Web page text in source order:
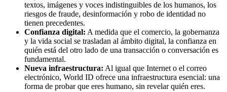
textos, imágenes y voces indistinguibles de los humanos, los
riesgos de fraude, desinformación y robo de identidad no
tienen precedentes.
Confianza digital: A medida que el comercio, la gobernanza
y la vida social se trasladan al ámbito digital, la confianza en
quién está del otro lado de una transacción o conversación es
fundamental.
Nueva infraestructura: Al igual que Internet o el correo
electrónico, World ID ofrece una infraestructura esencial: una
forma de probar que eres humano, sin revelar quién eres.